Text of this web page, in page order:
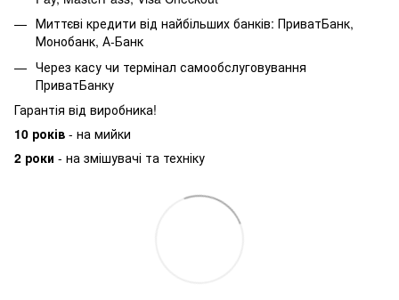
Миттєві кредити від найбільших банків: ПриватБанк,
Монобанк, А-Банк
Через касу чи термінал самообслуговування
ПриватБанку
Гарантія від виробника!
10 років - на мийки
2 роки - на змішувачі та техніку